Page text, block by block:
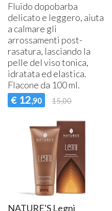
Fluido dopobarba
delicato e leggero, aiuta
a calmare gli
arrossamenti post-
rasatura, lasciando la
pelle del viso tonica,
idratata ed elastica.
Flacone da 100 ml.
€ 12,90 15,00
NATURE'S Legni